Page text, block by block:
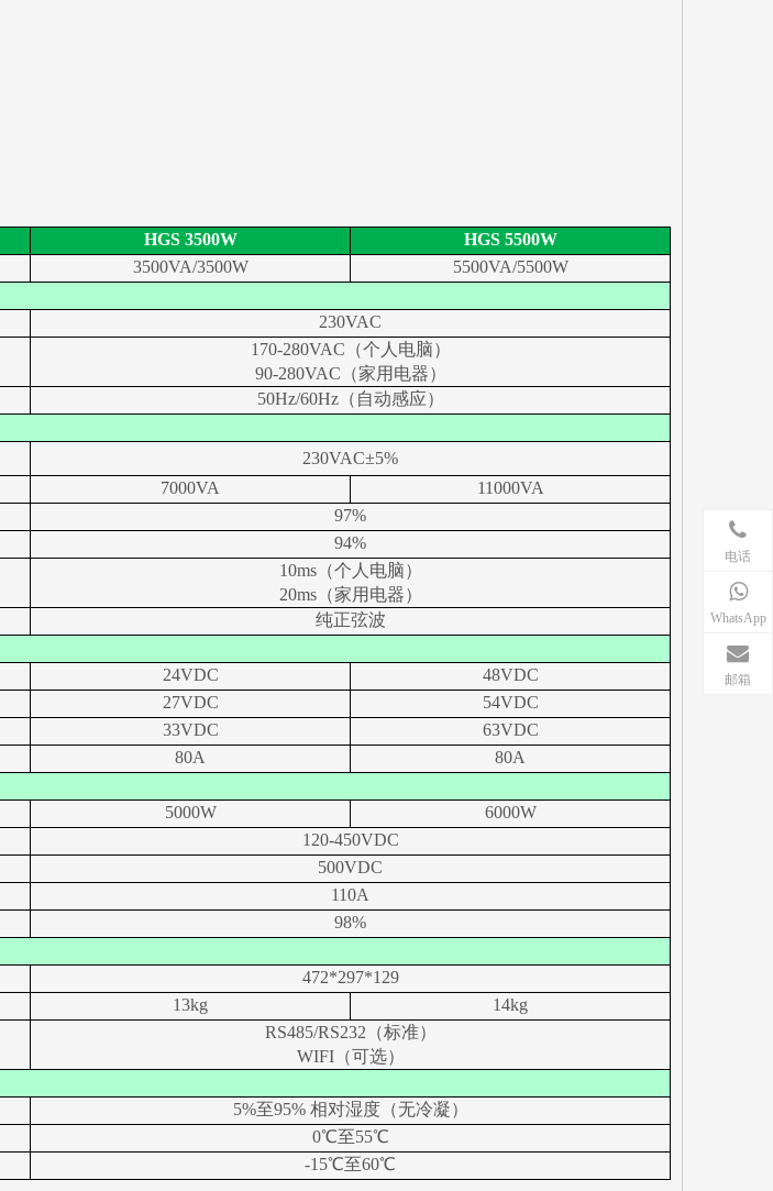
HGS 3500W
HGS 5500W
3500VA/3500W
5500VA/5500W
230VAC
170-280VAC（个人电脑）
90-280VAC（家用电器）
50Hz/60Hz（自动感应）
230VAC±5%
7000VA
11000VA
97%
94%
10ms（个人电脑）
20ms（家用电器）
纯正弦波
24VDC
48VDC
27VDC
54VDC
33VDC
63VDC
80A
80A
5000W
6000W
120-450VDC
500VDC
110A
98%
472*297*129
13kg
14kg
RS485/RS232（标准）
WIFI（可选）
5%至95% 相对湿度（无冷凝）
0℃至55℃
-15℃至60℃
电话
WhatsApp
邮箱